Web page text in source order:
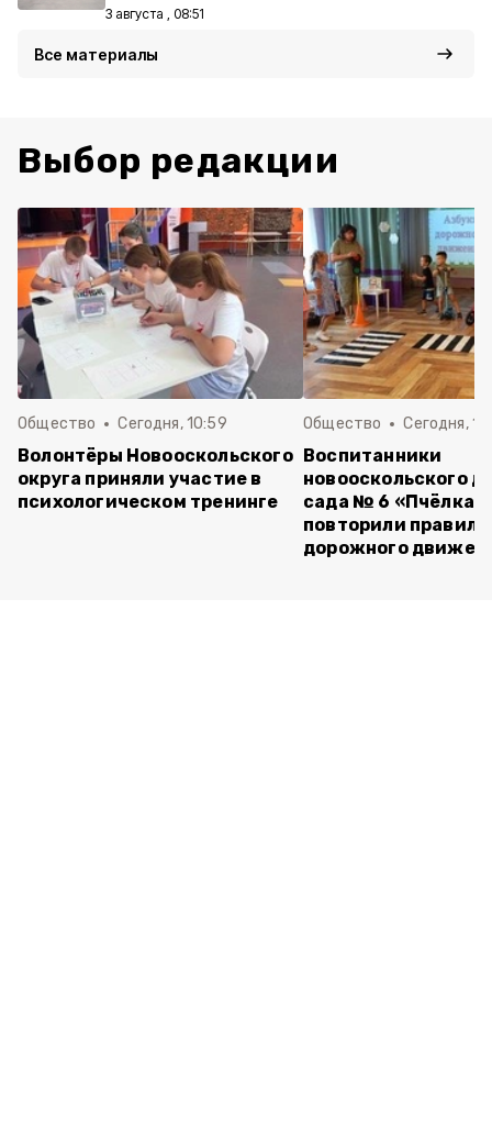
3 августа , 08:51
Все материалы
Выбор редакции
Общество Сегодня, 10:59
Волонтёры Новооскольского
округа приняли участие в
психологическом тренинге
Общество Сегодня,
Воспитанники
новооскольского
сада № 6 «Пчёлка»
повторили правила
дорожного